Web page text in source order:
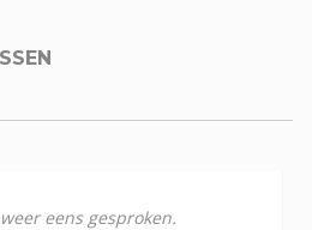
eens gesproken.